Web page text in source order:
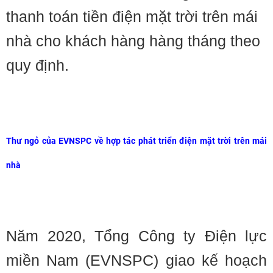
thanh toán tiền điện mặt trời trên mái
nhà cho khách hàng hàng tháng theo
quy định.
Thư ngỏ của EVNSPC về hợp tác phát triển điện mặt trời trên mái
nhà
Năm 2020, Tổng Công ty Điện lực
miền Nam (EVNSPC) giao kế hoạch